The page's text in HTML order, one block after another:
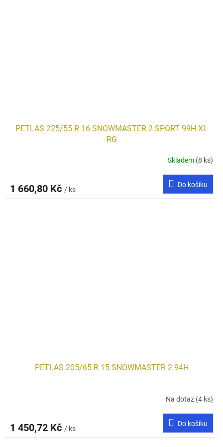
PETLAS 225/55 R 16 SNOWMASTER 2 SPORT 99H XL
RG
Skladem (8 ks)
1 660,80 Kč / ks
Do košíku
PETLAS 205/65 R 15 SNOWMASTER 2 94H
Na dotaz (4 ks)
1 450,72 Kč / ks
Do košíku